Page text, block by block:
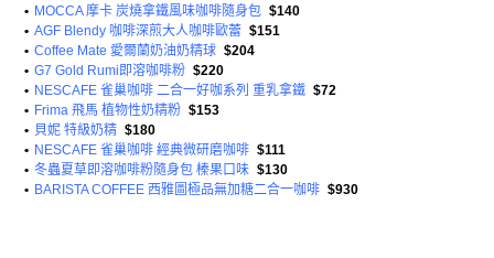
• MOCCA 摩卡 炭燒拿鐵風味咖啡隨身包 $140
• AGF Blendy 咖啡深煎大人咖啡歐蕾 $151
• Coffee Mate 愛爾蘭奶油奶精球 $204
• G7 Gold Rumi即溶咖啡粉 $220
• NESCAFE 雀巢咖啡 二合一好咖系列 重乳拿鐵 $72
• Frima 飛馬 植物性奶精粉 $153
• 貝妮 特級奶精 $180
• NESCAFE 雀巢咖啡 經典微研磨咖啡 $111
• 冬蟲夏草即溶咖啡粉隨身包 榛果口味 $130
• BARISTA COFFEE 西雅圖極品無加糖二合一咖啡 $930